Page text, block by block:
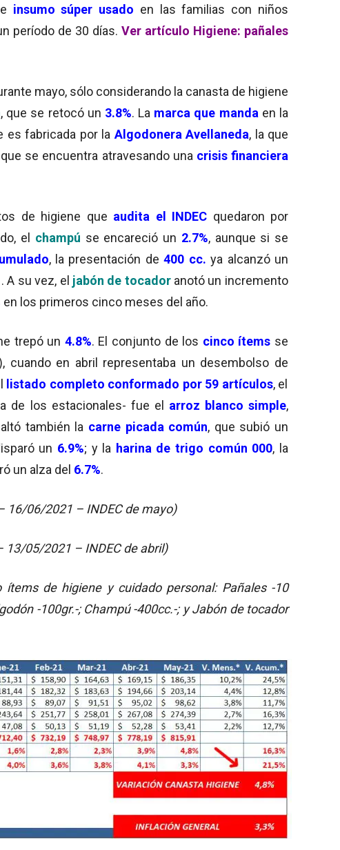
insumo súper usado en las familias con niños
período de 30 días. Ver artículo Higiene: pañales
mayo, sólo considerando la canasta de higiene
, que se retocó un 3.8%. La marca que manda en la
es fabricada por la Algodonera Avellaneda, la que
se encuentra atravesando una crisis financiera
de higiene que audita el INDEC quedaron por
el champú se encareció un 2.7%, aunque si se
, la presentación de400 cc. ya alcanzó un
A su vez, el jabón de tocador anotó un incremento
en los primeros cinco meses del año.
trepó un 4.8%. El conjunto de los cinco ítems se
cuando en abril representaba un desembolso de
listado completo conformado por 59 artículos, el
de los estacionales- fue el arroz blanco simple,
también la carne picada común, que subió un
un 6.9%; y la harina de trigo común 000, la
un alza del 6.7%.
16/06/2021 – INDEC de mayo)
13/05/2021 – INDEC de abril)
ítems de higiene y cuidado personal: Pañales -10
-100gr.-; Champú -400cc.-; y Jabón de tocador